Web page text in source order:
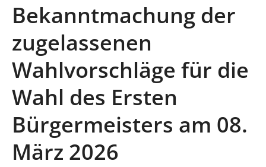
Bekanntmachung der
zugelassenen
Wahlvorschläge für die
Wahl des Ersten
Bürgermeisters am 08.
März 2026